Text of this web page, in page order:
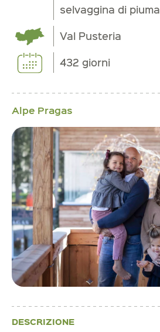
selvaggina di piuma
Val Pusteria
432 giorni
Alpe Pragas
DESCRIZIONE